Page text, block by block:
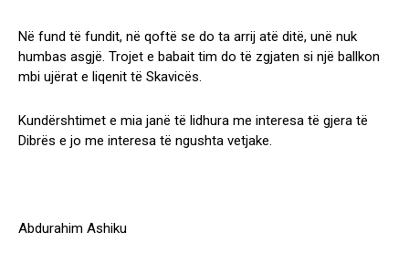
Në fund të fundit, në qoftë se do ta arrij atë ditë, unë nuk
humbas asgjë. Trojet e babait tim do të zgjaten si një ballkon
mbi ujërat e liqenit të Skavicës.
Kundërshtimet e mia janë të lidhura me interesa të gjera të
Dibrës e jo me interesa të ngushta vetjake.
Abdurahim Ashiku